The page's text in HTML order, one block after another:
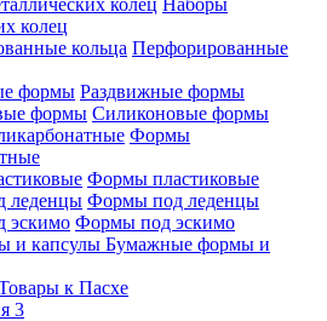
Наборы
колец
Перфорированные
Раздвижные формы
Силиконовые формы
Формы
Формы пластиковые
Формы под леденцы
Формы под эскимо
Бумажные формы и
к Пасхе
3